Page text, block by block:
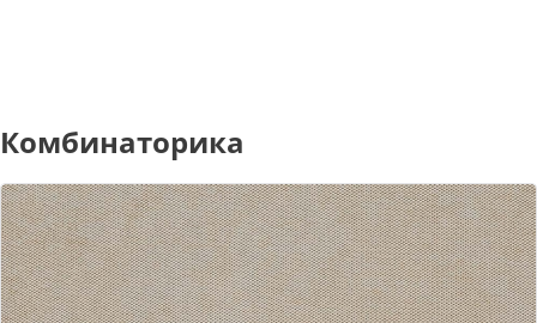
Комбинаторика